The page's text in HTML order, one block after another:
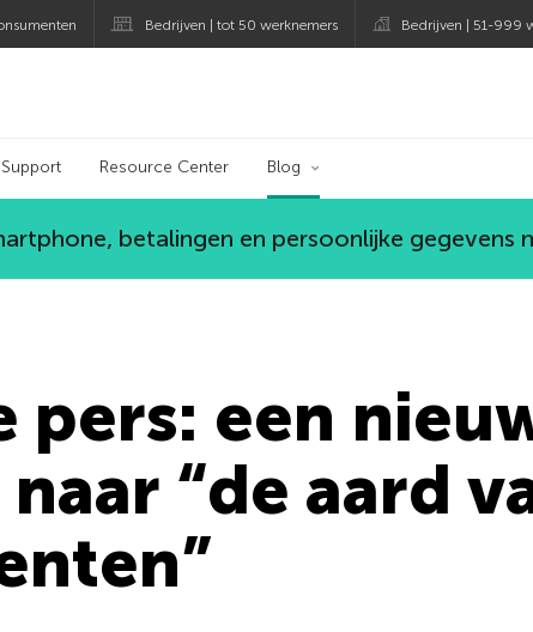
Bedrijven | tot 50 werknemers Bedrijven | 51-999
Support Resource Center Blog
betalingen en persoonlijke gegevens
pers: een
“de aard